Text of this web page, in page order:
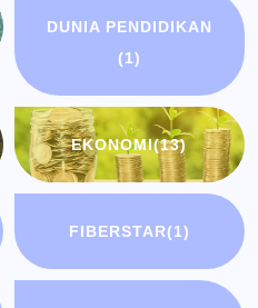
DUNIA PENDIDIKAN
(1)
EKONOMI(13)
FIBERSTAR(1)